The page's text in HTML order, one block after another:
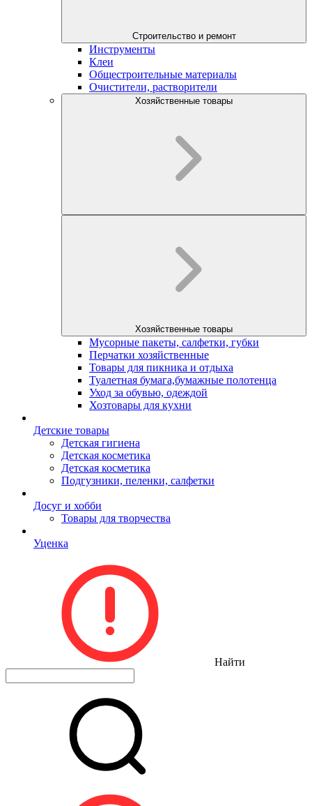
Строительство и ремонт
Инструменты
Клеи
Общестроительные материалы
Очистители, растворители
Хозяйственные товары
Хозяйственные товары
Мусорные пакеты, салфетки, губки
Перчатки хозяйственные
Товары для пикника и отдыха
Туалетная бумага,бумажные полотенца
Уход за обувью, одеждой
Хозтовары для кухни
Детские товары
Детская гигиена
Детская косметика
Детская косметика
Подгузники, пеленки, салфетки
Досуг и хобби
Товары для творчества
Уценка
Найти